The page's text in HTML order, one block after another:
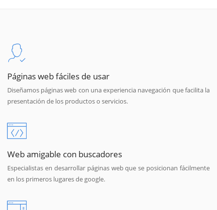
Páginas web fáciles de usar
Diseñamos páginas web con una experiencia navegación que facilita la
presentación de los productos o servicios.
Web amigable con buscadores
Especialistas en desarrollar páginas web que se posicionan fácilmente
en los primeros lugares de google.